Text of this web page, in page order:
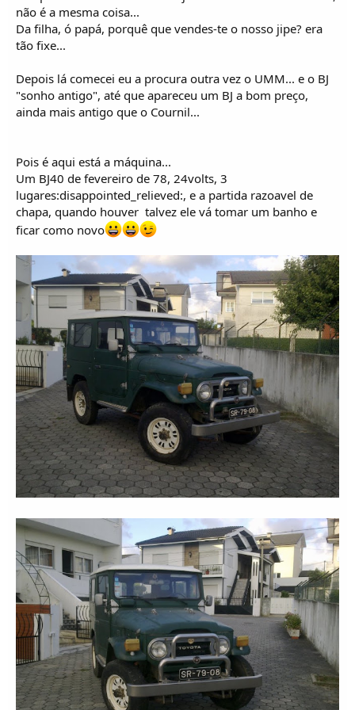
o
s
não é a mesma coisa...
Da filha, ó papá, porquê que vendes-te o nosso jipe? era
tão fixe...
Depois lá comecei eu a procura outra vez o UMM... e o BJ
"sonho antigo", até que apareceu um BJ a bom preço,
ainda mais antigo que o Cournil...
Pois é aqui está a máquina...
Um BJ40 de fevereiro de 78, 24volts, 3
lugares:disappointed_relieved:, e a partida razoavel de
chapa, quando houver  talvez ele vá tomar um banho e
ficar como novo